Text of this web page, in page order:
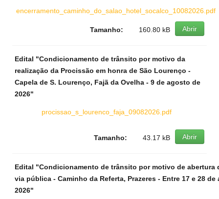
encerramento_caminho_do_salao_hotel_socalco_10082026.pdf
Abrir
Tamanho: 160.80 kB
Edital "Condicionamento de trânsito por motivo da
realização da Procissão em honra de São Lourenço -
Capela de S. Lourenço, Fajã da Ovelha - 9 de agosto de
2026"
procissao_s_lourenco_faja_09082026.pdf
Abrir
Tamanho: 43.17 kB
Edital "Condicionamento de trânsito por motivo de abertura
via pública - Caminho da Referta, Prazeres - Entre 17 e 28 de
2026"